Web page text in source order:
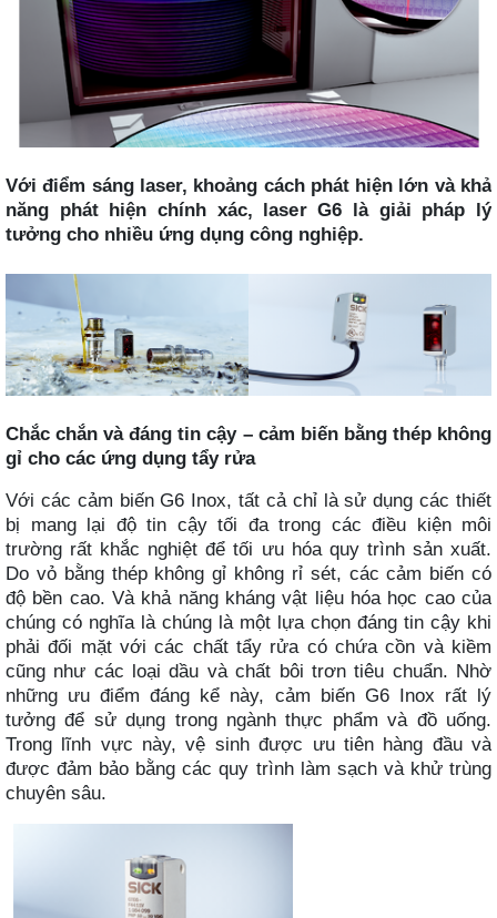
Với điểm sáng laser, khoảng cách phát hiện lớn và khả
năng phát hiện chính xác, laser G6 là giải pháp lý
tưởng cho nhiều ứng dụng công nghiệp.
Chắc chắn và đáng tin cậy – cảm biến bằng thép không
gỉ cho các ứng dụng tẩy rửa
Với các cảm biến G6 Inox, tất cả chỉ là sử dụng các thiết
bị mang lại độ tin cậy tối đa trong các điều kiện môi
trường rất khắc nghiệt để tối ưu hóa quy trình sản xuất.
Do vỏ bằng thép không gỉ không rỉ sét, các cảm biến có
độ bền cao. Và khả năng kháng vật liệu hóa học cao của
chúng có nghĩa là chúng là một lựa chọn đáng tin cậy khi
phải đối mặt với các chất tẩy rửa có chứa cồn và kiềm
cũng như các loại dầu và chất bôi trơn tiêu chuẩn. Nhờ
những ưu điểm đáng kể này, cảm biến G6 Inox rất lý
tưởng để sử dụng trong ngành thực phẩm và đồ uống.
Trong lĩnh vực này, vệ sinh được ưu tiên hàng đầu và
được đảm bảo bằng các quy trình làm sạch và khử trùng
chuyên sâu.